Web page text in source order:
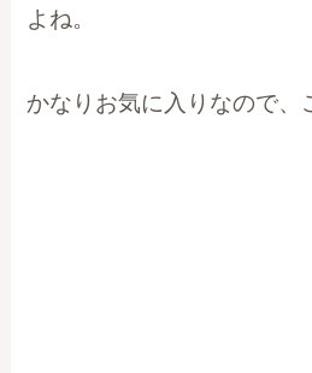
よね。
かなりお気に入りなので、